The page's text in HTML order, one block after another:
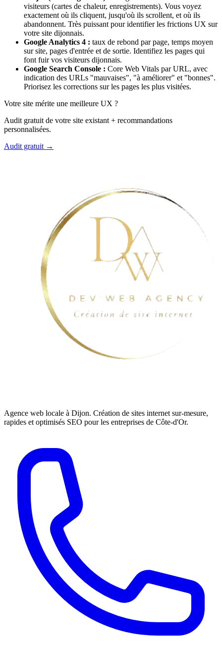
visiteurs (cartes de chaleur, enregistrements). Vous voyez
exactement où ils cliquent, jusqu'où ils scrollent, et où ils
abandonnent. Très puissant pour identifier les frictions UX sur
votre site dijonnais.
Google Analytics 4 : taux de rebond par page, temps moyen
sur site, pages d'entrée et de sortie. Identifiez les pages qui
font fuir vos visiteurs dijonnais.
Google Search Console : Core Web Vitals par URL, avec
indication des URLs "mauvaises", "à améliorer" et "bonnes".
Priorisez les corrections sur les pages les plus visitées.
Votre site mérite une meilleure UX ?
Audit gratuit de votre site existant + recommandations
personnalisées.
Audit gratuit →
Agence web locale à Dijon. Création de sites internet sur-mesure,
rapides et optimisés SEO pour les entreprises de Côte-d'Or.